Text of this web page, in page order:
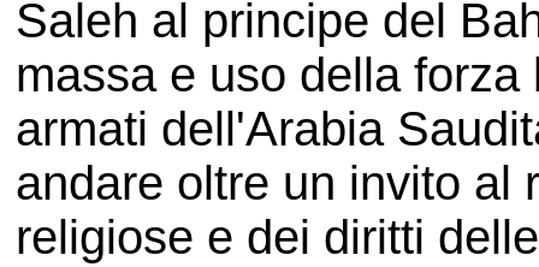
Saleh al principe del
massa e uso della
armati dell'Arabia
andare oltre un invito al
religiose e dei diritti